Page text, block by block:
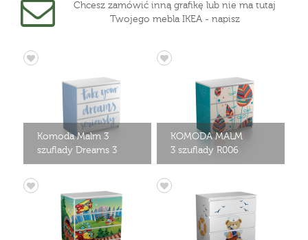
Chcesz zamówić inną grafikę lub nie ma tutaj
Twojego mebla IKEA - napisz
Komoda Malm 3
szuflady Dreams 3
KOMODA MALM
3 szuflady R006